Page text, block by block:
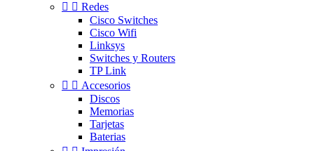
  Redes
Cisco Switches
Cisco Wifi
Linksys
Switches y Routers
TP Link
  Accesorios
Discos
Memorias
Tarjetas
Baterias